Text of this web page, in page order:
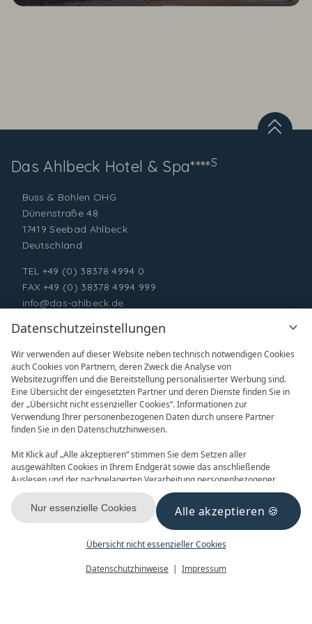
Datenschutzeinstellungen
Wir verwenden auf dieser Website neben technisch notwendigen Cookies
auch Cookies von Partnern, deren Zweck die Analyse von
Websitezugriffen und die Bereitstellung personalisierter Werbung sind.
Eine Übersicht der eingesetzten Partner und deren Dienste finden Sie in
der „Übersicht nicht essenzieller Cookies“. Informationen zur
Verwendung Ihrer personenbezogenen Daten durch unsere Partner
finden Sie in den Datenschutzhinweisen.
Mit Klick auf „Alle akzeptieren“ stimmen Sie dem Setzen aller
ausgewählten Cookies in Ihrem Endgerät sowie das anschließende
Auslesen und der nachgelagerten Verarbeitung personenbezogener
Daten (z.B. Ihrer IP-Adresse) durch uns und unseren Partnern zu. Falls
Sie damit nicht einverstanden sind, klicken Sie bitte auf „Nur essenzielle
Cookies“. Eine individuelle Auswahl können Sie unter „Übersicht nicht
essenzieller Cookies“ tätigen. Sie können Ihre Auswahl im Fußbereich
dieser Website oder in den Datenschutzhinweisen jederzeit aufrufen und
Alle akzeptieren
Nur essenzielle Cookies
Übersicht nicht essenzieller Cookies
Datenschutzhinweise Impressum
GutscheineBuchen
Das Ahlbeck Hotel & Spa****S
Buss & Bohlen OHG
Dünenstraße 48
17419 Seebad Ahlbeck
Deutschland
TEL +49 (0) 38378 4994 0
FAX +49 (0) 38378 4994 999
info@das-ahlbeck.de
ONLINE BUCHEN ANFRAGEN
GUTSCHEINE NEWSLETTER